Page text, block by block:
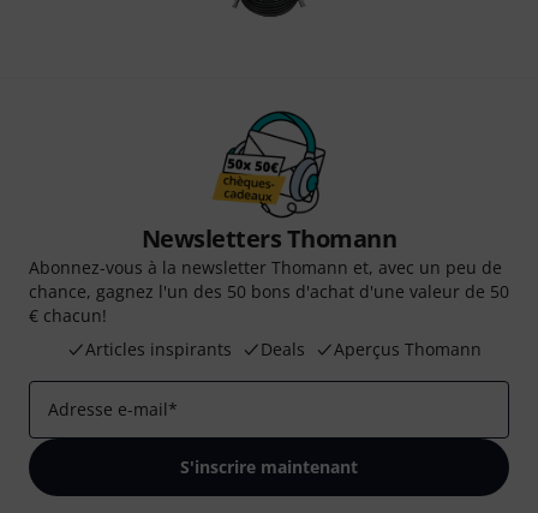
Newsletters Thomann
Abonnez-vous à la newsletter Thomann et, avec un peu de
chance, gagnez l'un des 50 bons d'achat d'une valeur de 50
€ chacun!
Articles inspirants
Deals Aperçus Thomann
Adresse e-mail*
S'inscrire maintenant